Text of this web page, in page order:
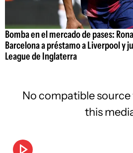
Bomba en el mercado de pases:
Barcelona a préstamo a Liverpool y
League de Inglaterra
No compatible
this